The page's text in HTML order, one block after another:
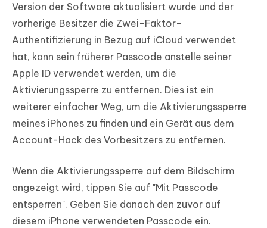
Version der Software aktualisiert wurde und der
vorherige Besitzer die Zwei-Faktor-
Authentifizierung in Bezug auf iCloud verwendet
hat, kann sein früherer Passcode anstelle seiner
Apple ID verwendet werden, um die
Aktivierungssperre zu entfernen. Dies ist ein
weiterer einfacher Weg, um die Aktivierungssperre
meines iPhones zu finden und ein Gerät aus dem
Account-Hack des Vorbesitzers zu entfernen.
Wenn die Aktivierungssperre auf dem Bildschirm
angezeigt wird, tippen Sie auf "Mit Passcode
entsperren". Geben Sie danach den zuvor auf
diesem iPhone verwendeten Passcode ein.